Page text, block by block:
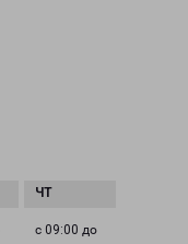
с 09:00 до